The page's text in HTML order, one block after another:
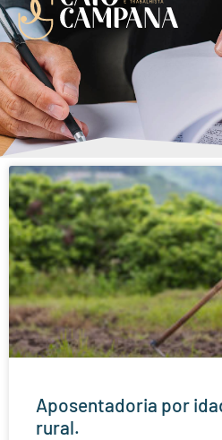
Aposentadoria por
rural.